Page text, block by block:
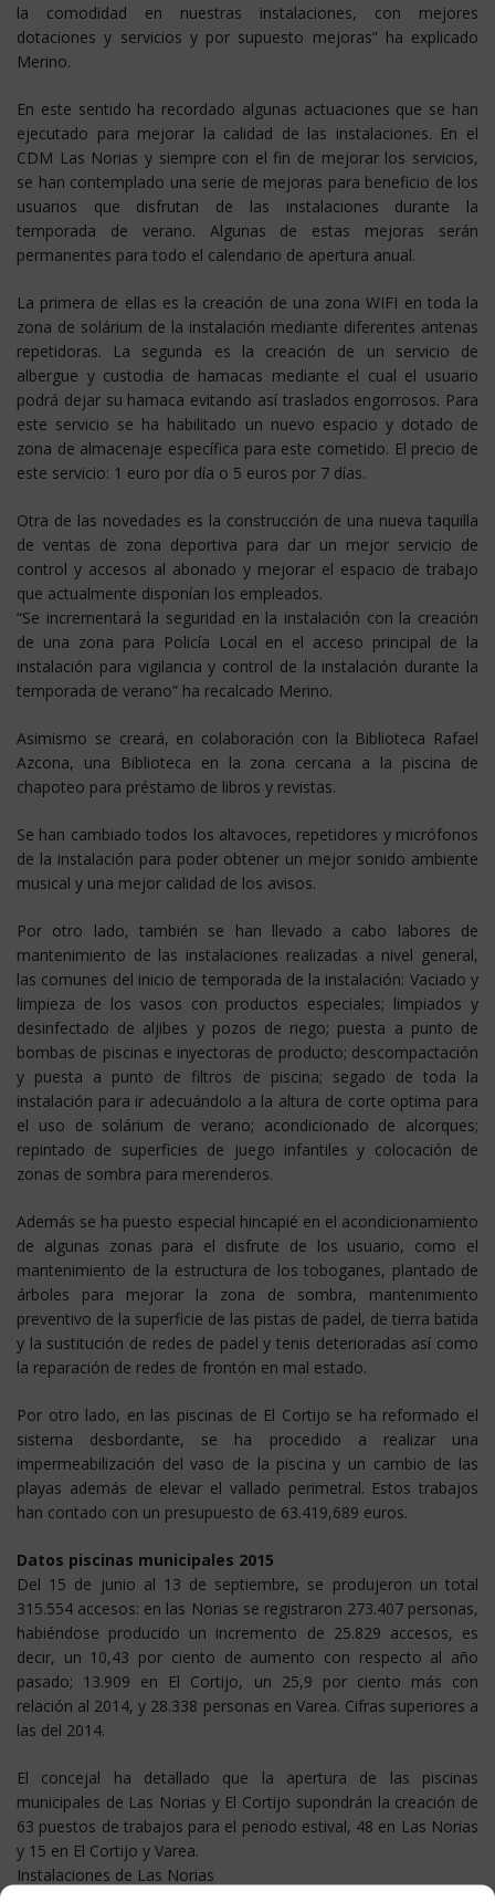
la comodidad en nuestras instalaciones, con mejores
dotaciones y servicios y por supuesto mejoras” ha explicado
Merino.
En este sentido ha recordado algunas actuaciones que se han
ejecutado para mejorar la calidad de las instalaciones. En el
CDM Las Norias y siempre con el fin de mejorar los servicios,
se han contemplado una serie de mejoras para beneficio de los
usuarios que disfrutan de las instalaciones durante la
temporada de verano. Algunas de estas mejoras serán
permanentes para todo el calendario de apertura anual.
La primera de ellas es la creación de una zona WIFI en toda la
zona de solárium de la instalación mediante diferentes antenas
repetidoras. La segunda es la creación de un servicio de
albergue y custodia de hamacas mediante el cual el usuario
podrá dejar su hamaca evitando así traslados engorrosos. Para
este servicio se ha habilitado un nuevo espacio y dotado de
zona de almacenaje específica para este cometido. El precio de
este servicio: 1 euro por día o 5 euros por 7 días.
Otra de las novedades es la construcción de una nueva taquilla
de ventas de zona deportiva para dar un mejor servicio de
control y accesos al abonado y mejorar el espacio de trabajo
que actualmente disponían los empleados.
“Se incrementará la seguridad en la instalación con la creación
de una zona para Policía Local en el acceso principal de la
instalación para vigilancia y control de la instalación durante la
temporada de verano” ha recalcado Merino.
Asimismo se creará, en colaboración con la Biblioteca Rafael
Azcona, una Biblioteca en la zona cercana a la piscina de
chapoteo para préstamo de libros y revistas.
Se han cambiado todos los altavoces, repetidores y micrófonos
de la instalación para poder obtener un mejor sonido ambiente
musical y una mejor calidad de los avisos.
Por otro lado, también se han llevado a cabo labores de
mantenimiento de las instalaciones realizadas a nivel general,
las comunes del inicio de temporada de la instalación: Vaciado y
limpieza de los vasos con productos especiales; limpiados y
desinfectado de aljibes y pozos de riego; puesta a punto de
bombas de piscinas e inyectoras de producto; descompactación
y puesta a punto de filtros de piscina; segado de toda la
instalación para ir adecuándolo a la altura de corte optima para
el uso de solárium de verano; acondicionado de alcorques;
repintado de superficies de juego infantiles y colocación de
zonas de sombra para merenderos.
Además se ha puesto especial hincapié en el acondicionamiento
de algunas zonas para el disfrute de los usuario, como el
mantenimiento de la estructura de los toboganes, plantado de
árboles para mejorar la zona de sombra, mantenimiento
preventivo de la superficie de las pistas de padel, de tierra batida
y la sustitución de redes de padel y tenis deterioradas así como
la reparación de redes de frontón en mal estado.
Por otro lado, en las piscinas de El Cortijo se ha reformado el
sistema desbordante, se ha procedido a realizar una
impermeabilización del vaso de la piscina y un cambio de las
playas además de elevar el vallado perimetral. Estos trabajos
han contado con un presupuesto de 63.419,689 euros.
Datos piscinas municipales 2015
Del 15 de junio al 13 de septiembre, se produjeron un total
315.554 accesos: en las Norias se registraron 273.407 personas,
habiéndose producido un incremento de 25.829 accesos, es
decir, un 10,43 por ciento de aumento con respecto al año
pasado; 13.909 en El Cortijo, un 25,9 por ciento más con
relación al 2014, y 28.338 personas en Varea. Cifras superiores a
las del 2014.
El concejal ha detallado que la apertura de las piscinas
municipales de Las Norias y El Cortijo supondrán la creación de
63 puestos de trabajos para el periodo estival, 48 en Las Norias
y 15 en El Cortijo y Varea.
Instalaciones de Las Norias